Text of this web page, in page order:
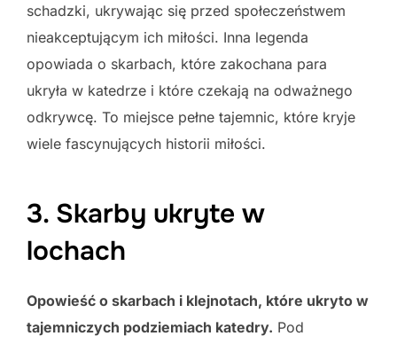
schadzki, ukrywając się przed społeczeństwem
nieakceptującym ich miłości. Inna legenda
opowiada o skarbach, które zakochana para
ukryła w katedrze i które czekają na odważnego
odkrywcę. To miejsce pełne tajemnic, które kryje
wiele fascynujących historii miłości.
3. Skarby ukryte w
lochach
Opowieść o skarbach i klejnotach, które ukryto w
tajemniczych podziemiach katedry. Pod